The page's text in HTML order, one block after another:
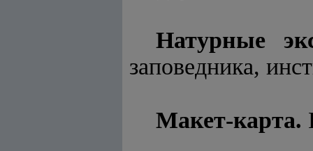
Натурные
заповедника,
Макет-карта.